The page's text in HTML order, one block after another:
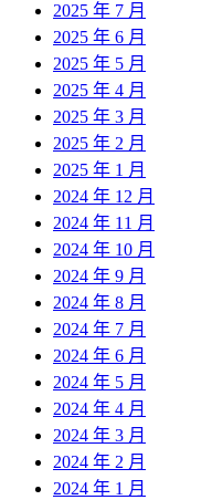
2025 年 7 月
2025 年 6 月
2025 年 5 月
2025 年 4 月
2025 年 3 月
2025 年 2 月
2025 年 1 月
2024 年 12 月
2024 年 11 月
2024 年 10 月
2024 年 9 月
2024 年 8 月
2024 年 7 月
2024 年 6 月
2024 年 5 月
2024 年 4 月
2024 年 3 月
2024 年 2 月
2024 年 1 月